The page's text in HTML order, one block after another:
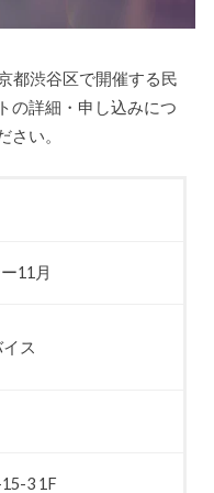
都渋谷区で開催する民
の詳細・申し込みにつ
さい。
11月
ス
3 1F